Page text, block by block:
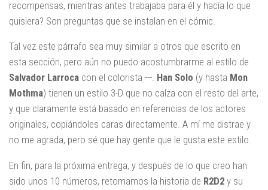
recompensas, mientras antes trabajaba para él y hacía lo que
quisiera? Son preguntas que se instalan en el cómic.
Tal vez este párrafo sea muy similar a otros que escrito en
esta sección, pero aún no puedo acostumbrarme al estilo de
Salvador Larroca con el colorista ---. Han Solo (y hasta Mon
Mothma) tienen un estilo 3-D que no calza con el resto del arte,
y que claramente está basado en referencias de los actores
originales, copiándoles caras directamente. A mí me distrae y
no me agrada, pero sé que hay gente que le gusta este estilo.
En fin, para la próxima entrega, y después de lo que creo han
sido unos 10 números, retomamos la historia de R2D2 y su